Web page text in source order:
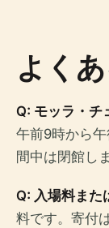
よく
Q: モッラ・チ
午前9時から
間中は閉館し
Q: 入場料また
料です。寄付